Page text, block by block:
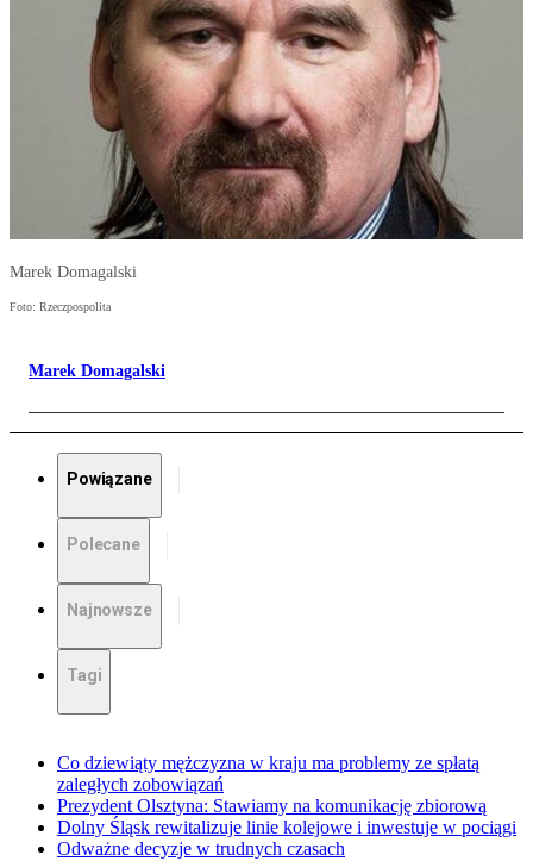
Marek Domagalski
Foto: Rzeczpospolita
Marek Domagalski
Powiązane
Polecane
Najnowsze
Tagi
Co dziewiąty mężczyzna w kraju ma problemy ze spłatą
zaległych zobowiązań
Prezydent Olsztyna: Stawiamy na komunikację zbiorową
Dolny Śląsk rewitalizuje linie kolejowe i inwestuje w pociągi
Odważne decyzje w trudnych czasach